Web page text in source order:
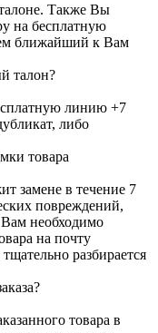
Также Вы
на бесплатную
ближайший к Вам
талон?
линию +7
либо
товара
замене в течение 7
повреждений,
необходимо
на почту
разбирается
товара в